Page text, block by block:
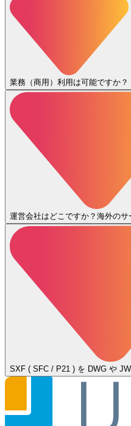
業務（商用）利用は可能ですか？
運営会社はどこですか？海外のサ
SXF ( SFC / P21 ) を DWG や